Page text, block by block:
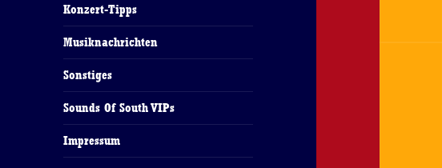
Konzert-Tipps
Musiknachrichten
Sonstiges
Sounds Of South VIPs
Impressum